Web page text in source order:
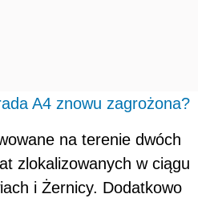
A4 znowu zagrożona?
na terenie dwóch
zlokalizowanych w ciągu
i Żernicy. Dodatkowo